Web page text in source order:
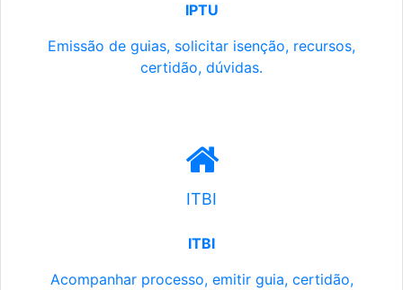
IPTU
Emissão de guias, solicitar isenção, recursos,
certidão, dúvidas.
ITBI
ITBI
Acompanhar processo, emitir guia, certidão,